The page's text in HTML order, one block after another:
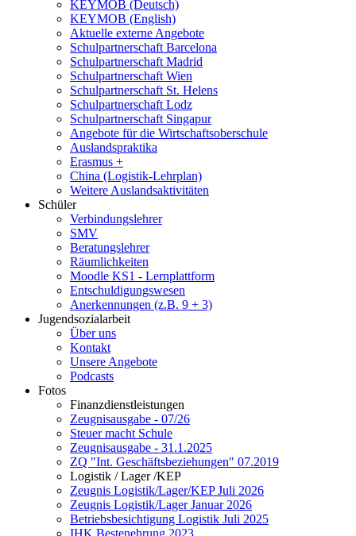
KEYMOB (Deutsch)
KEYMOB (English)
Aktuelle externe Angebote
Schulpartnerschaft Barcelona
Schulpartnerschaft Madrid
Schulpartnerschaft Wien
Schulpartnerschaft St. Helens
Schulpartnerschaft Lodz
Schulpartnerschaft Singapur
Angebote für die Wirtschaftsoberschule
Auslandspraktika
Erasmus +
China (Logistik-Lehrplan)
Weitere Auslandsaktivitäten
Schüler
Verbindungslehrer
SMV
Beratungslehrer
Räumlichkeiten
Moodle KS1 - Lernplattform
Entschuldigungswesen
Anerkennungen (z.B. 9 + 3)
Jugendsozialarbeit
Über uns
Kontakt
Unsere Angebote
Podcasts
Fotos
Finanzdienstleistungen
Zeugnisausgabe - 07/26
Steuer macht Schule
Zeugnisausgabe - 31.1.2025
ZQ "Int. Geschäftsbeziehungen" 07.2019
Logistik / Lager /KEP
Zeugnis Logistik/Lager/KEP Juli 2026
Zeugnis Logistik/Lager Januar 2026
Betriebsbesichtigung Logistik Juli 2025
IHK Bestenehrung 2023